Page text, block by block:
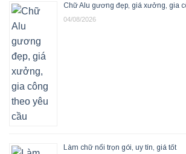
Chữ Alu gương đẹp, giá xưởng, gia
04/08/2026
Làm chữ nổi trọn gói, uy tín, giá tốt